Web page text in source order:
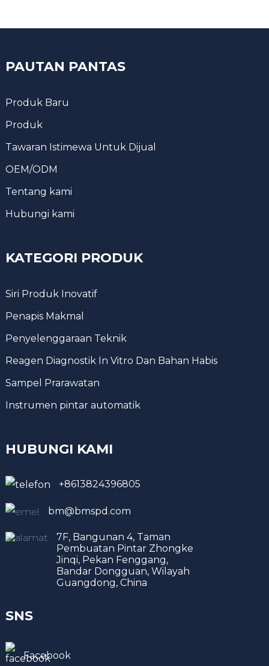
PAUTAN PANTAS
Produk Baru
Produk
Tawaran Istimewa Untuk Dijual
OEM/ODM
Tentang kami
Hubungi kami
KATEGORI PRODUK
Siri Produk Inovatif
Penapis Makmal
Penyelenggaraan Teknik
Reagen Diagnostik In Vitro Dan Bahan Habis
Sampel Prarawatan
Instrumen pintar automatik
HUBUNGI KAMI
+8613824396805
bm@bmspd.com
7F, Bangunan 4, Taman
Pembuatan Pintar Zhongke
Jinqi, Pekan Fenggang,
Bandar Dongguan, Wilayah
Guangdong, China
SNS
Facebook